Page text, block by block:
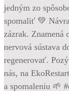
jedným zo
spomaliť 💚
zázrak. Znamená
nervová sústava
regenerovať.
nás, na
a spomaleniu 🌱